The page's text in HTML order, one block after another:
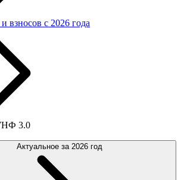
взносов с 2026 года
3.0
Актуальное за 2026 год